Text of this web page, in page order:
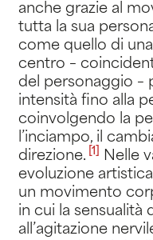
che contiene le
anche grazie al
tutta la sua
come quello di
centro –
del personaggio –
intensità fino alla
coinvolgendo la
l’inciampo, il
direzione. [1]
Nelle
evoluzione
un movimento
in cui la sensualità
all’agitazione